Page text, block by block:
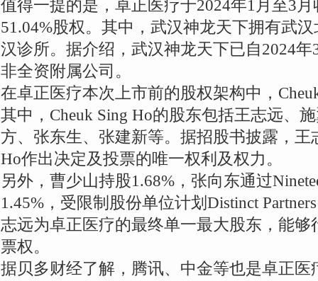
值得一提的是，卓正医疗于2024年1月至3
51.04%股权。其中，武汉神龙天下拥有武
汉诊所。据介绍，武汉神龙天下已自2024
非全资附属公司。
在卓正医疗本次上市前的股权架构中，
其中，Cheuk Sing Ho的股东包括王志远、
方、张东生、张建新等。据招股书披露，王
Ho作出决定及投票的唯一权利及权力。
另外，曹少山持股1.68%，张向东通过
1.45%，受限制股份单位计划Distinct
志远为卓正医疗的最终单一最大股东，能够
票权。
据贝多财经了解，腾讯、中金等也是卓正